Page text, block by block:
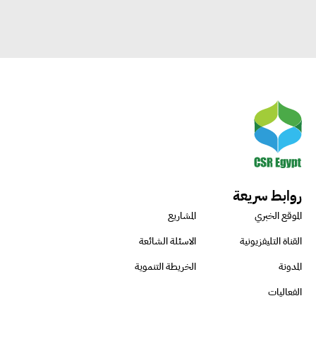
روابط سريعة
الموقع الخبري
المشاريع
القناة التليفزيونية
الاسئلة الشائعة
المدونة
الخريطة التنموية
الفعاليات